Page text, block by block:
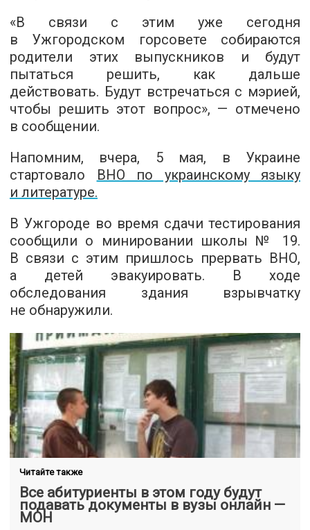
«В связи с этим уже сегодня
в Ужгородском горсовете собираются
родители этих выпускников и будут
пытаться решить, как дальше
действовать. Будут встречаться с мэрией,
чтобы решить этот вопрос», — отмечено
в сообщении.
Напомним, вчера, 5 мая, в Украине
стартовало
ВНО по украинскому языку
и литературе.
В Ужгороде во время сдачи тестирования
сообщили о минировании школы № 19.
В связи с этим пришлось прервать ВНО,
а детей эвакуировать. В ходе
обследования здания взрывчатку
не обнаружили.
Читайте также
Все абитуриенты в этом году будут
подавать документы в вузы онлайн —
МОН